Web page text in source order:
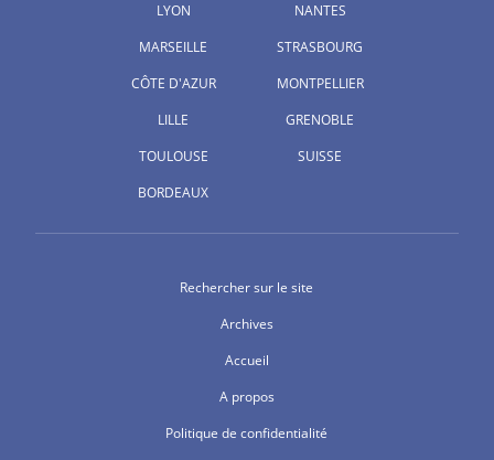
LYON
MARSEILLE
CÔTE D'AZUR
LILLE
TOULOUSE
BORDEAUX
NANTES
STRASBOURG
MONTPELLIER
GRENOBLE
SUISSE
Rechercher sur le site
Archives
Accueil
A propos
Politique de confidentialité